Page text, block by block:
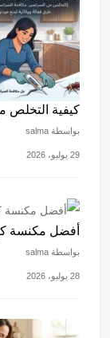
كيفية التخلص
بواسطة salma
29 يوليو، 2026
أفضل مكنسة
بواسطة salma
28 يوليو، 2026